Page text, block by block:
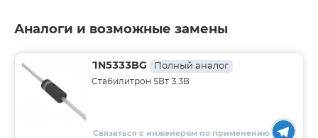
Аналоги и возможные замены
1N5333BG Полный аналог
Стабилитрон 5Вт 3.3В
Связаться с инженером по применению